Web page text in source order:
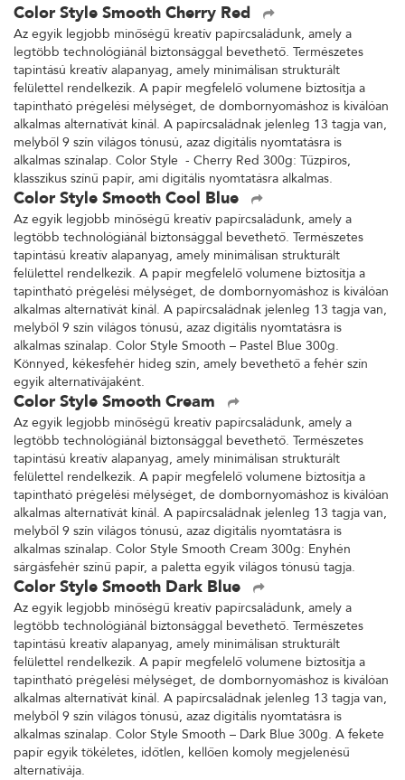
Color Style Smooth Cherry Red
Az egyik legjobb minőségű kreatív papírcsaládunk, amely a
legtöbb technológiánál biztonsággal bevethető. Természetes
tapintású kreatív alapanyag, amely minimálisan strukturált
felülettel rendelkezik. A papír megfelelő volumene biztosítja a
tapintható prégelési mélységet, de dombornyomáshoz is kiválóan
alkalmas alternatívát kínál. A papírcsaládnak jelenleg 13 tagja van,
melyből 9 szín világos tónusú, azaz digitális nyomtatásra is
alkalmas színalap. Color Style - Cherry Red 300g: Tűzpiros,
klasszikus színű papír, ami digitális nyomtatásra alkalmas.
Color Style Smooth Cool Blue
Az egyik legjobb minőségű kreatív papírcsaládunk, amely a
legtöbb technológiánál biztonsággal bevethető. Természetes
tapintású kreatív alapanyag, amely minimálisan strukturált
felülettel rendelkezik. A papír megfelelő volumene biztosítja a
tapintható prégelési mélységet, de dombornyomáshoz is kiválóan
alkalmas alternatívát kínál. A papírcsaládnak jelenleg 13 tagja van,
melyből 9 szín világos tónusú, azaz digitális nyomtatásra is
alkalmas színalap. Color Style Smooth – Pastel Blue 300g.
Könnyed, kékesfehér hideg szín, amely bevethető a fehér szín
egyik alternatívájaként.
Color Style Smooth Cream
Az egyik legjobb minőségű kreatív papírcsaládunk, amely a
legtöbb technológiánál biztonsággal bevethető. Természetes
tapintású kreatív alapanyag, amely minimálisan strukturált
felülettel rendelkezik. A papír megfelelő volumene biztosítja a
tapintható prégelési mélységet, de dombornyomáshoz is kiválóan
alkalmas alternatívát kínál. A papírcsaládnak jelenleg 13 tagja van,
melyből 9 szín világos tónusú, azaz digitális nyomtatásra is
alkalmas színalap. Color Style Smooth Cream 300g: Enyhén
sárgásfehér színű papír, a paletta egyik világos tónusú tagja.
Color Style Smooth Dark Blue
Az egyik legjobb minőségű kreatív papírcsaládunk, amely a
legtöbb technológiánál biztonsággal bevethető. Természetes
tapintású kreatív alapanyag, amely minimálisan strukturált
felülettel rendelkezik. A papír megfelelő volumene biztosítja a
tapintható prégelési mélységet, de dombornyomáshoz is kiválóan
alkalmas alternatívát kínál. A papírcsaládnak jelenleg 13 tagja van,
melyből 9 szín világos tónusú, azaz digitális nyomtatásra is
alkalmas színalap. Color Style Smooth – Dark Blue 300g. A fekete
papír egyik tökéletes, időtlen, kellően komoly megjelenésű
alternatívája.